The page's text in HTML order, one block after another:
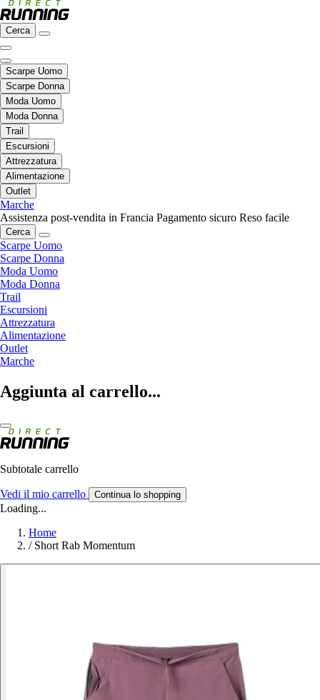
Cerca
Scarpe Uomo
Scarpe Donna
Moda Uomo
Moda Donna
Trail
Escursioni
Attrezzatura
Alimentazione
Outlet
Marche
Assistenza post-vendita in Francia Pagamento sicuro Reso facile
Cerca
Scarpe Uomo
Scarpe Donna
Moda Uomo
Moda Donna
Trail
Escursioni
Attrezzatura
Alimentazione
Outlet
Marche
Aggiunta al carrello...
Subtotale carrello
Vedi il mio carrello Continua lo shopping
Loading...
Home
/ Short Rab Momentum